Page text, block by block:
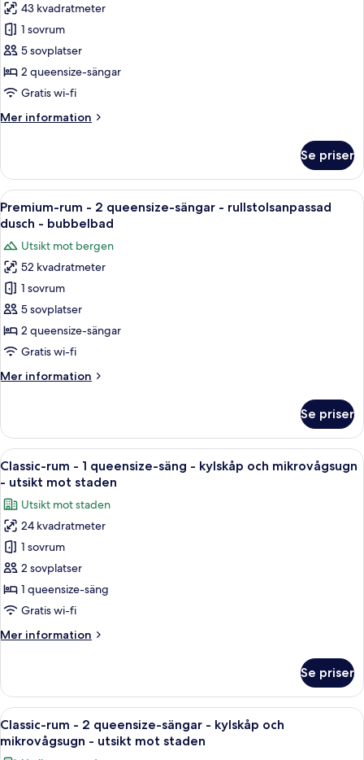
View
&
Microwave,
City
View
för
Premium-
rum
-
2
queensize-
sängar
kylskåp
och
mikrovågsugn
-
innergård
43 kvadratmeter
1 sovrum
5 sovplatser
2 queensize-sängar
Gratis wi-fi
Mer information
Mer
rum
2
queensize-
-
kylskåp
och
mikrovågsugn
Se priser
Öppna
alla
för
Premium-
rum
-
2
queensize-
-
bubbelbad
Ett hotellrum med två sängar, en
7
Premium-rum - 2 queensize-sängar - rullstolsanpassad
dusch - bubbelbad
Utsikt mot bergen
52 kvadratmeter
1 sovrum
5 sovplatser
2 queensize-sängar
Gratis wi-fi
Mer information
Mer
rum
2
queensize-
-
rullstolsanpassad
dusch
bubbelbad
Se priser
Öppna
alla
foton
för
Classic-
rum
-
1
queensize-
-
mikrovågsugn
-
utsikt
Ett hotellrum med en säng, ett
6
Classic-rum - 1 queensize-säng - kylskåp och mikrovågsugn
- utsikt mot staden
Utsikt mot staden
24 kvadratmeter
1 sovrum
2 sovplatser
1 queensize-säng
Gratis wi-fi
Mer information
Mer
rum
1
queensize-
Se priser
Öppna
alla
foton
Ett hotellrum med två sängar, en
5
Classic-rum - 2 queensize-sängar - kylskåp och
mikrovågsugn - utsikt mot staden